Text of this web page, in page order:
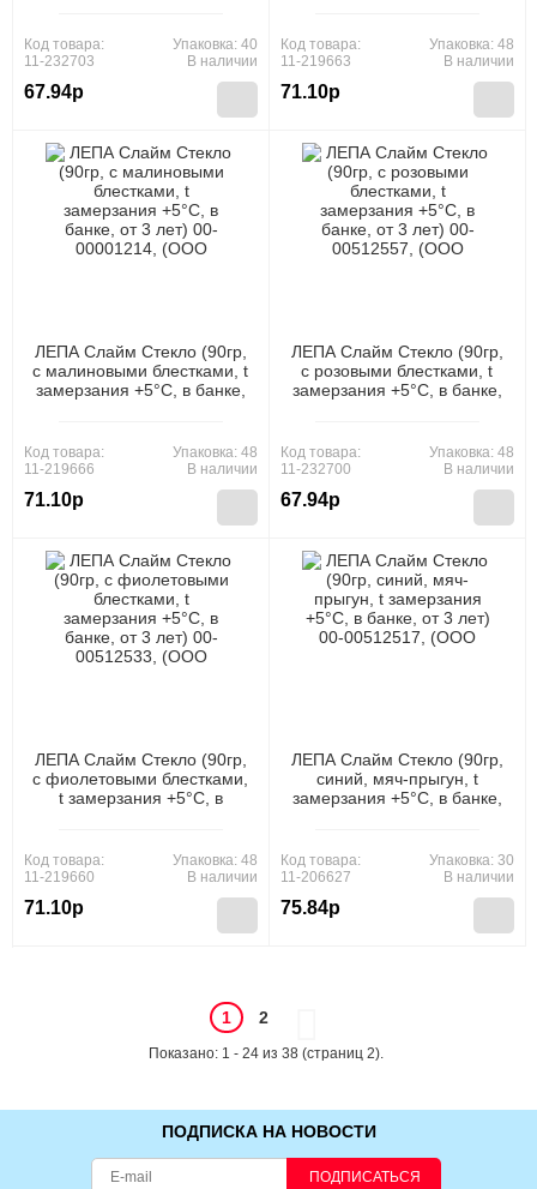
Код товара:
11-232703
67.94р
Упаковка: 40
В наличии
Код товара:
11-219663
71.10р
Упаковка: 48
В наличии
ЛЕПА Слайм Стекло (90гр,
с малиновыми блестками, t
замерзания +5°C, в банке,
Код товара:
11-219666
71.10р
Упаковка: 48
В наличии
ЛЕПА Слайм Стекло (90гр,
с розовыми блестками, t
замерзания +5°C, в банке,
Код товара:
11-232700
67.94р
Упаковка: 48
В наличии
ЛЕПА Слайм Стекло (90гр,
с фиолетовыми блестками,
t замерзания +5°C, в
Код товара:
11-219660
71.10р
Упаковка: 48
В наличии
ЛЕПА Слайм Стекло (90гр,
синий, мяч-прыгун, t
замерзания +5°C, в банке,
Код товара:
11-206627
75.84р
Упаковка: 30
В наличии
1 2
Показано: 1 - 24 из 38 (страниц 2).
ПОДПИСКА НА НОВОСТИ
ПОДПИСАТЬСЯ